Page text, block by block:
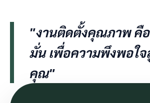
"งานติดตั้งคุณภาพ คือ
มั่น เพื่อความพึงพอใ
คุณ"